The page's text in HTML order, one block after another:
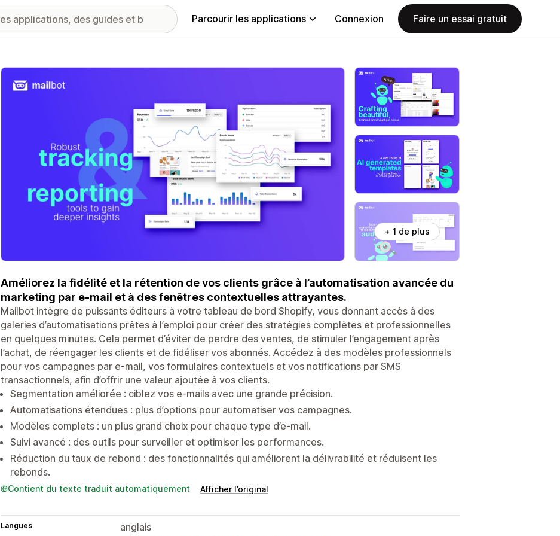
Parcourir les applications Connexion Faire un essai gratuit
Galerie d’images vedette
+ 1 de plus
Améliorez la fidélité et la rétention de vos clients grâce à l’automatisation avancée du
marketing par e-mail et à des fenêtres contextuelles attrayantes.
Mailbot intègre de puissants éditeurs à votre tableau de bord Shopify, vous donnant accès à des
galeries d’automatisations prêtes à l’emploi pour créer des stratégies complètes et professionnelles
en quelques minutes. Cela permet d’éviter de perdre des ventes, de stimuler l’engagement après
l’achat, de réengager les clients et de fidéliser vos abonnés. Accédez à des modèles professionnels
pour vos campagnes par e-mail, vos formulaires contextuels et vos notifications par SMS
transactionnels, afin d’offrir une valeur ajoutée à vos clients.
Segmentation améliorée : ciblez vos e-mails avec une grande précision.
Automatisations étendues : plus d’options pour automatiser vos campagnes.
Modèles complets : un plus grand choix pour chaque type d’e-mail.
Suivi avancé : des outils pour surveiller et optimiser les performances.
Réduction du taux de rebond : des fonctionnalités qui améliorent la délivrabilité et réduisent les
rebonds.
Contient du texte traduit automatiquement Afficher l’original
Langues
anglais